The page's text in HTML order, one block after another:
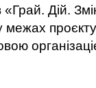
«Грай. Дій.
межах